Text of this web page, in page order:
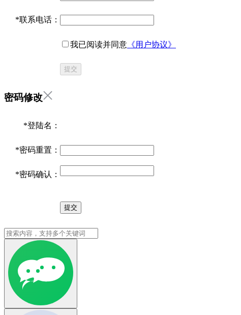
*联系电话：
我已阅读并同意 《用户协议》
提交
密码修改
*登陆名：
*密码重置：
*密码确认：